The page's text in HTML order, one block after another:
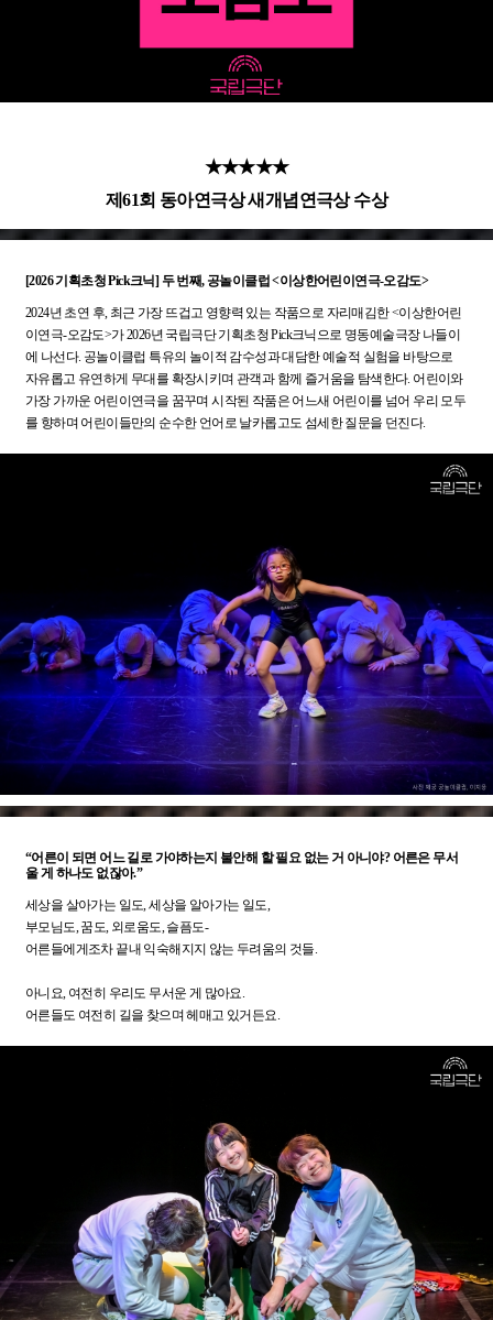
- 대리 수령 및 양도는 불가하며, 개인 간 거래 또는 양도로 인한 피해는 예
★★★★★
제61회 동아연극상 새개념연극상 수상
[2026 기획초청 Pick크닉] 두 번째, 공놀이클럽 <이상한어린이연극-오감도>
2024년 초연 후, 최근 가장 뜨겁고 영향력 있는 작품으로 자리매김한 <이상한어린
이연극-오감도>가 2026년 국립극단 기획초청 Pick크닉으로 명동예술극장 나들이
에 나선다. 공놀이클럽 특유의 놀이적 감수성과 대담한 예술적 실험을 바탕으로
자유롭고 유연하게 무대를 확장시키며 관객과 함께 즐거움을 탐색한다. 어린이와
가장 가까운 어린이연극을 꿈꾸며 시작된 작품은 어느새 어린이를 넘어 우리 모두
를 향하며 어린이들만의 순수한 언어로 날카롭고도 섬세한 질문을 던진다.
“어른이 되면 어느 길로 가야하는지 불안해 할 필요 없는 거 아니야? 어른은 무서
울 게 하나도 없잖아.”
세상을 살아가는 일도, 세상을 알아가는 일도,
부모님도, 꿈도, 외로움도, 슬픔도-
어른들에게조차 끝내 익숙해지지 않는 두려움의 것들.
아니요, 여전히 우리도 무서운 게 많아요.
어른들도 여전히 길을 찾으며 헤매고 있거든요.